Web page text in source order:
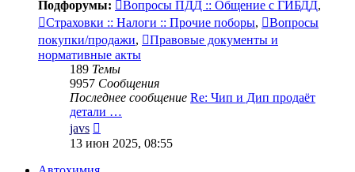
Подфорумы:
Вопросы ПДД :: Общение с ГИБДД,
Страховки :: Налоги :: Прочие поборы,
Вопросы
покупки/продажи,
Правовые документы и
нормативные акты
189 Темы
9957 Сообщения
Последнее сообщение Re: Чип и Дип продаёт
детали …
javs
к
13 июн 2025, 08:55